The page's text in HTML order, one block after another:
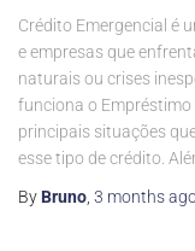
Crédito Emergencial é
e empresas que
naturais ou crises
funciona o Empréstimo
principais situações
esse tipo de crédito.
By Bruno 3 months